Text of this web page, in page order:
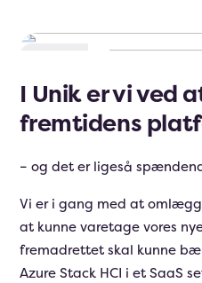
I Unik er vi ved
fremtidens
– og det er ligeså
Vi er i gang med at
at kunne varetage vores
fremadrettet skal kunne
Azure Stack HCI i et SaaS